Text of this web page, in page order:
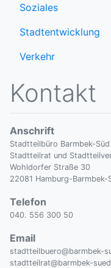
Soziales
Stadtentwicklung
Verkehr
Kontakt
Anschrift
Stadtteilbüro Barmbek-Süd
Stadtteilrat und
Wohldorfer Straße 30
22081 Hamburg-Barmbek-
Telefon
040. 556 300 50
Email
stadtteilbuero@barmbek-
stadtteilrat@barmbek-